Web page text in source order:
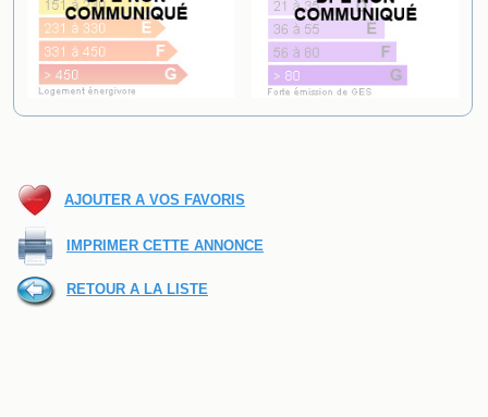
AJOUTER A VOS FAVORIS
IMPRIMER CETTE ANNONCE
RETOUR A LA LISTE